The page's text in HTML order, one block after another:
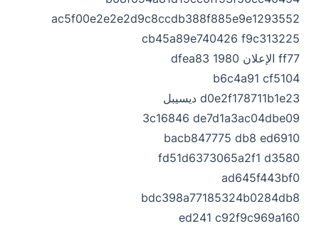
ac5f00e2e2e2d9c8ccdb388f885e9e1293552
cb45a89e740426 f9c313225
ff77 الإعلان 1980 dfea83
b6c4a91 cf5104
d0e2f178711b1e23 ديسيبل
3c16846 de7d1a3ac04dbe09
bacb847775 db8 ed6910
fd51d6373065a2f1 d3580
ad645f443bf0
bdc398a77185324b0284db8
ed241 c92f9c969a160